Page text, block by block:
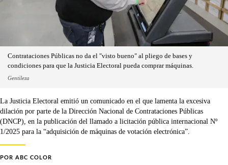
Contrataciones Públicas no da el "visto bueno" al pliego de bases y
condiciones para que la Justicia Electoral pueda comprar máquinas.
Gentileza
La Justicia Electoral emitió un comunicado en el que lamenta la excesiva
dilación por parte de la Dirección Nacional de Contrataciones Públicas
(DNCP), en la publicación del llamado a licitación pública internacional Nº
1/2025 para la “adquisición de máquinas de votación electrónica”.
POR ABC COLOR